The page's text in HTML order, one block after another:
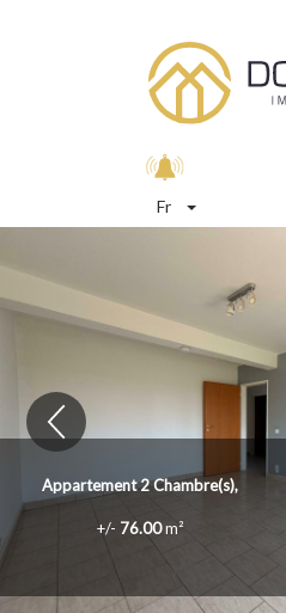
Fr
Appartement2Chambre(s),
+/- 76.00m²